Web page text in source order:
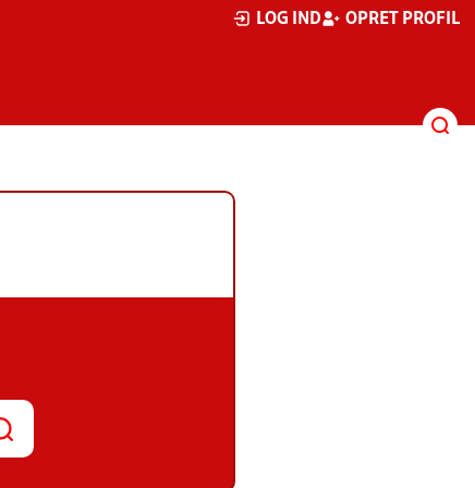
LOG IND OPRET PROFIL